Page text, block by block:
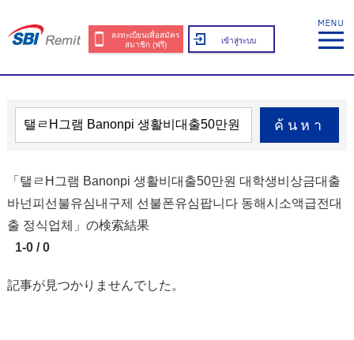
ลงทะเบียนเพื่อสมัคร
สมาชิก (ฟรี)
เข้าสู่ระบบ
ค้นหา
「탤ㄹH그램 Banonpi 생활비대출50만원 대학생비상금대출
바넌피선불유심내구제 선불폰유심팝니다 동해시소액급전대
출 정식업체」の検索結果
1-0 / 0
記事が見つかりませんでした。